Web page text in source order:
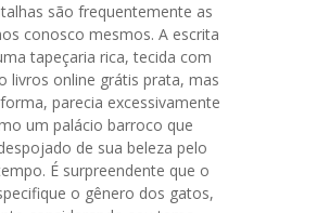
são frequentemente as
conosco mesmos. A escrita
tapeçaria rica, tecida com
livros online grátis prata, mas
parecia excessivamente
um palácio barroco que
de sua beleza pelo
É surpreendente que o
o gênero dos gatos,